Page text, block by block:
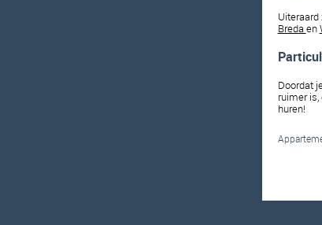
Breda en
Doordat
ruimer
huren!